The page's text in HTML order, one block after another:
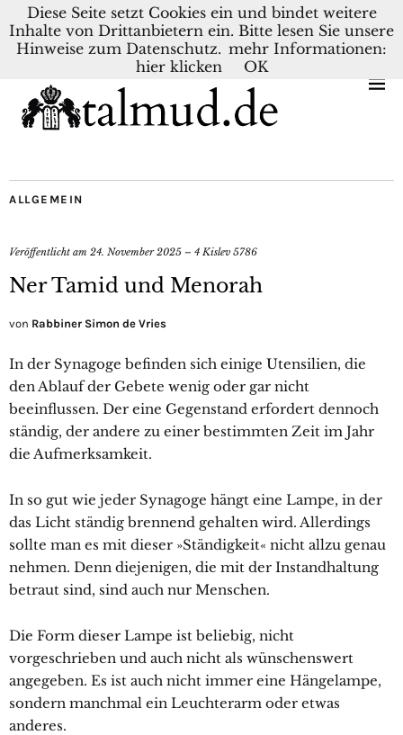
KONTAKT BLOG DEUTSCH NEDERLANDS
ALLGEMEIN
Veröffentlicht am 24. November 2025 – 4 Kislev 5786
Ner Tamid und Menorah
von Rabbiner Simon de Vries
In der Synagoge befinden sich einige Utensilien, die
den Ablauf der Gebete wenig oder gar nicht
beeinflussen. Der eine Gegenstand erfordert dennoch
ständig, der andere zu einer bestimmten Zeit im Jahr
die Aufmerksamkeit.
In so gut wie jeder Synagoge hängt eine Lampe, in der
das Licht ständig brennend gehalten wird. Allerdings
sollte man es mit dieser »Ständigkeit« nicht allzu genau
nehmen. Denn diejenigen, die mit der Instandhaltung
betraut sind, sind auch nur Menschen.
Die Form dieser Lampe ist beliebig, nicht
vorgeschrieben und auch nicht als wünschenswert
angegeben. Es ist auch nicht immer eine Hängelampe,
sondern manchmal ein Leuchterarm oder etwas
anderes.
Diese Seite setzt Cookies ein und bindet weitere
Inhalte von Drittanbietern ein. Bitte lesen Sie unsere
Hinweise zum Datenschutz. mehr Informationen:
hier klicken
OK